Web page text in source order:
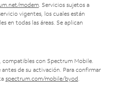
modem . Servicios sujetos a
vigentes, los cuales están
en todas las áreas. Se aplican
con Spectrum Mobile.
de su activación. Para confirmar
spectrum.com/mobile/byod